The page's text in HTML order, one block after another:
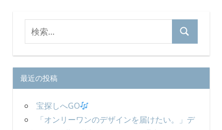
ー
シ
ョ
ン
対
象:
検
最近の投稿
宝探しへGO
「オンリーワンのデザインを届けたい。」デ